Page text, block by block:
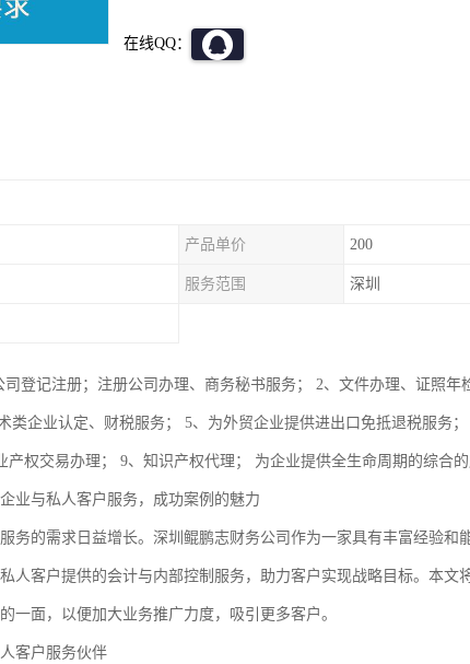
在线QQ：
产品单价 200
服务范围 深圳
登记注册；注册公司办理、商务秘书服务； 2、文件办理、证照年
类企业认定、财税服务； 5、为外贸企业提供进出口免抵退税服务；
权交易办理； 9、知识产权代理； 为企业提供全生命周期的综合的
业与私人客户服务，成功案例的魅力
务的需求日益增长。深圳鲲鹏志财务公司作为一家具有丰富经验和
人客户提供的会计与内部控制服务，助力客户实现战略目标。本文
一面，以便加大业务推广力度，吸引更多客户。
客户服务伙伴